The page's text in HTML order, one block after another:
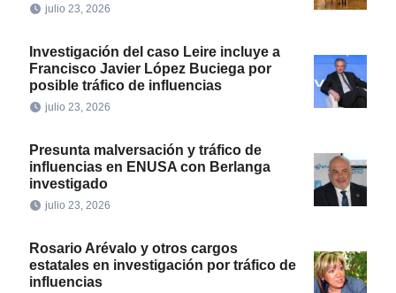
julio 23, 2026
Investigación del caso Leire incluye a
Francisco Javier López Buciega por
posible tráfico de influencias
julio 23, 2026
Presunta malversación y tráfico de
influencias en ENUSA con Berlanga
investigado
julio 23, 2026
Rosario Arévalo y otros cargos
estatales en investigación por tráfico de
influencias